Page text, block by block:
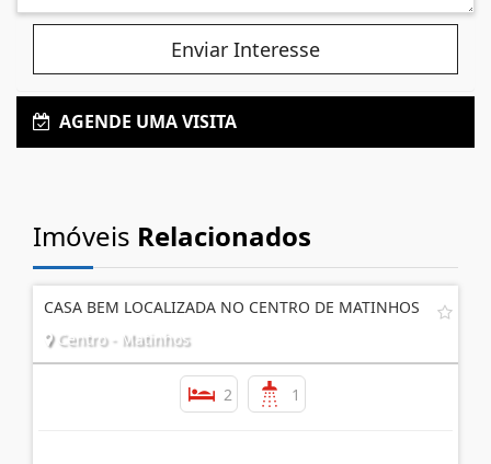
Enviar Interesse
AGENDE UMA VISITA
Imóveis Relacionados
CASA BEM LOCALIZADA NO CENTRO DE MATINHOS
Centro - Matinhos
2 1